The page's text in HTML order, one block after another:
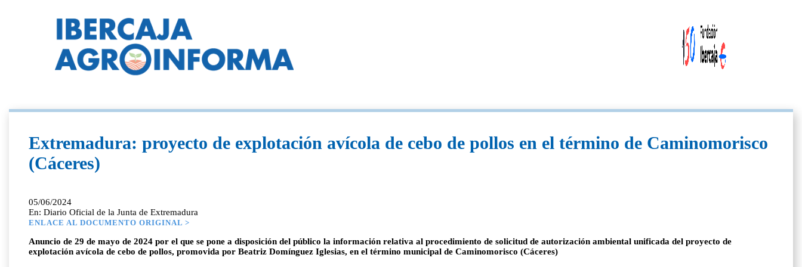
Extremadura: proyecto de explotación avícola de cebo de pollos en el término de Caminomorisco
(Cáceres)
05/06/2024
En: Diario Oficial de la Junta de Extremadura
ENLACE AL DOCUMENTO ORIGINAL >
Anuncio de 29 de mayo de 2024 por el que se pone a disposición del público la información relativa al procedimiento de solicitud de autorización ambiental unificada del proyecto de
explotación avícola de cebo de pollos, promovida por Beatriz Domínguez Iglesias, en el término municipal de Caminomorisco (Cáceres)